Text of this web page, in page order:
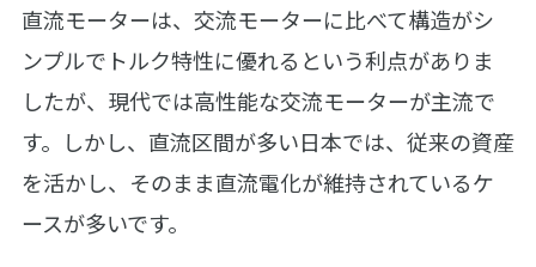
直流モーターは、交流モーターに比べて構造がシ
ンプルでトルク特性に優れるという利点がありま
したが、現代では高性能な交流モーターが主流で
す。しかし、直流区間が多い日本では、従来の資産
を活かし、そのまま直流電化が維持されているケ
ースが多いです。